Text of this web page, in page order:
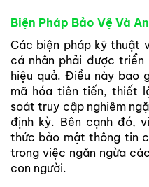
Biện Pháp Bảo Vệ Và
Các biện pháp kỹ thuật
cá nhân phải được
hiệu quả. Điều này bao
mã hóa tiên tiến, thiết
soát truy cập nghiêm
định kỳ. Bên cạnh đó,
thức bảo mật thông tin
trong việc ngăn ngừa
con người.